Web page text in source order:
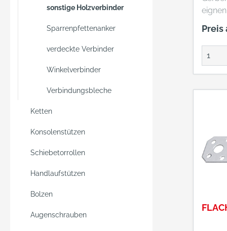
sonstige Holzverbinder
Sparrenpfettenanker
verdeckte Verbinder
Winkelverbinder
Verbindungsbleche
Ketten
Konsolenstützen
Schiebetorrollen
Handlaufstützen
Bolzen
Augenschrauben
Preis